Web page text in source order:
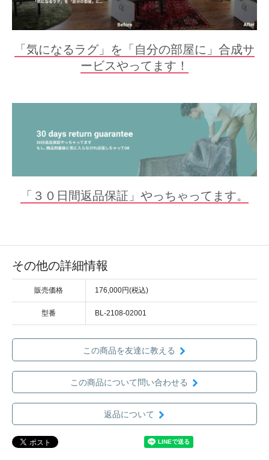
「気になるラグ」を「自分の部屋に」合成サ
ービスやってます！
「３０日間返品保証」やっちゃってます。
その他の詳細情報
販売価格 176,000円(税込)
型番 BL-2108-02001
この商品を友達に教える
この商品について問い合わせる
返品について